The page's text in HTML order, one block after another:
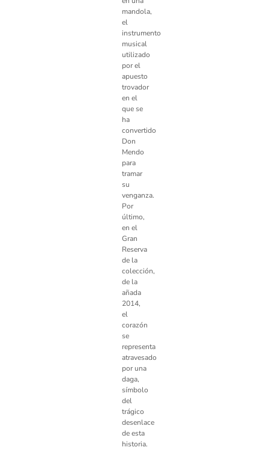
mandola,
el
instrumento
musical
utilizado
por el
apuesto
trovador
en el
que se
ha
convertido
Don
Mendo
para
tramar
su
venganza.
Por
último,
en el
Gran
Reserva
de la
colección,
de la
añada
2014,
el
corazón
se
representa
atravesado
por una
daga,
símbolo
del
trágico
desenlace
de esta
historia.